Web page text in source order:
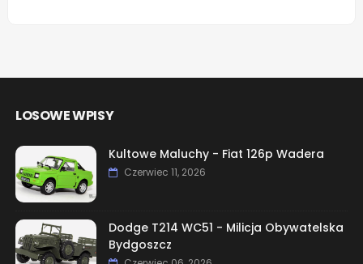
LOSOWE WPISY
Kultowe Maluchy - Fiat 126p Wadera
Czerwiec 11, 2026
Dodge T214 WC51 - Milicja Obywatelska
Bydgoszcz